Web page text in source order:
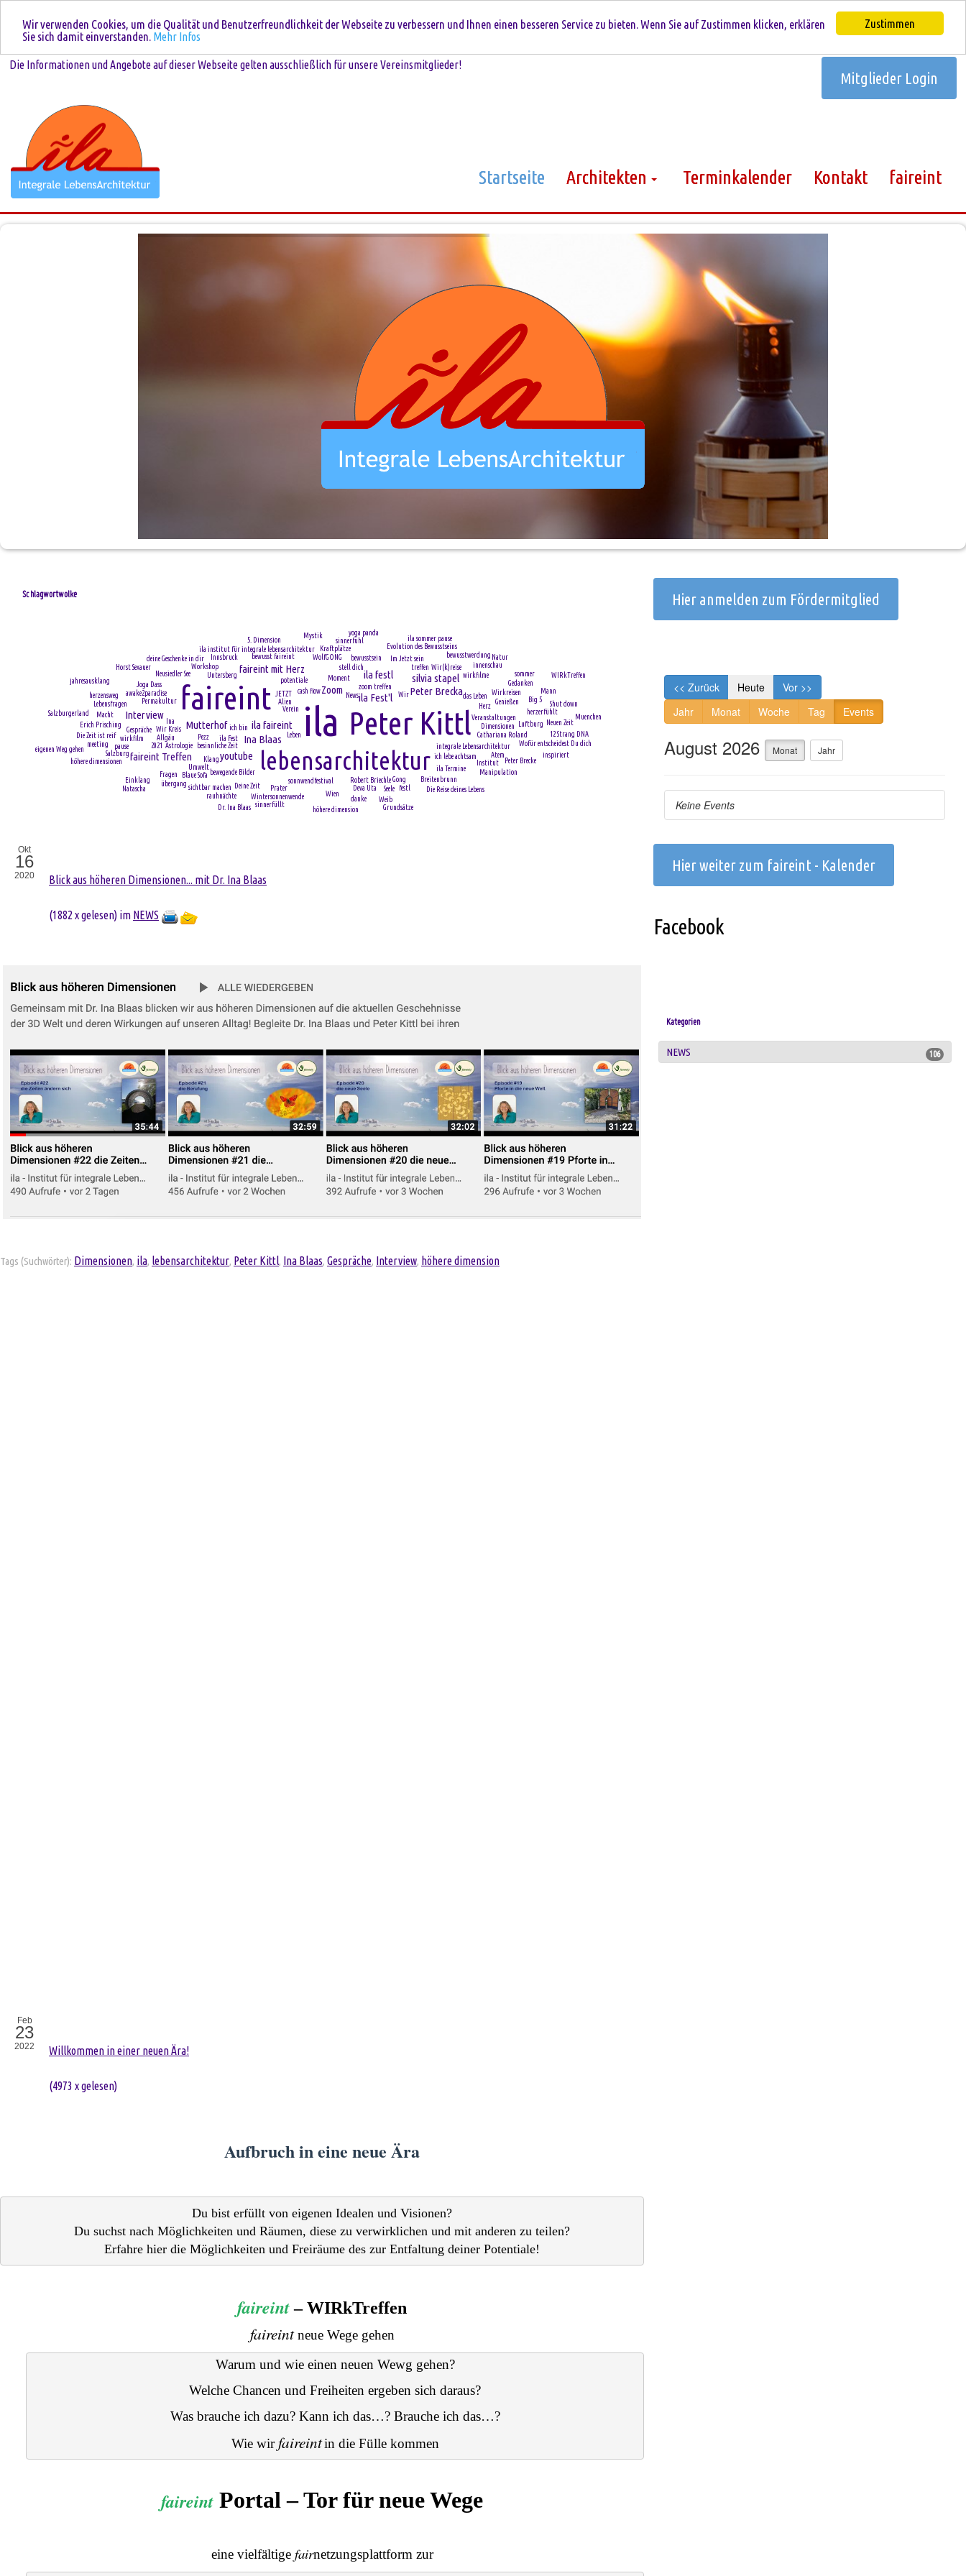
Zustimmen
Wir verwenden Cookies, um die Qualität und Benutzerfreundlichkeit der Webseite zu verbessern und Ihnen einen besseren Service zu bieten. Wenn Sie auf Zustimmen klicken, erklären
Sie sich damit einverstanden. Mehr Infos
Mitglieder Login
Die Informationen und Angebote auf dieser Webseite gelten ausschließlich für unsere Vereinsmitglieder!
Startseite Architekten Terminkalender Kontakt faireint
Schlagwortwolke
ila Peter Kittl
faireint
lebensarchitektur
ila Fest'l
Ina Blaas
ila faireint
Zoom Peter Brecka
faireint mit Herz ila festl
Mutterhof
Interview
youtube
silvia stapel
faireint Treffen
cash flow
bewegende Bilder
stell dich
ich lebe achtsam
JETZT
Veranstaltungen
Workshop
potentiale
ila Fest
Allgäu
zoom treffen
Dimensionen
Gespräche
Robert Briechle
Permakultur
Untersberg
Pezz
Verein
Leben
bewusstsein
treffen
Astrologie
ila institut für integrale lebensarchitektur
bewusst faireint
integrale Lebensarchitektur
awake2paradise
Cathariana Roland
ila Termine
sonnwendfestival
Moment
Genießen
Deine Zeit
das Leben
Im Jetzt sein
Breitenbrunn
Neusiedler See
Wir(k)reise
Atem
Klang
Gong
WolfGONG
Deva Uta
Blaue Sofa
News
sichtbar machen
Wien
Wintersonnenwende
besinnliche Zeit
deine Geschenke in dir
Wofür entscheidest Du dich
Wirkreisen
Luftburg
Prater
wirkfilme
Innsbruck
Seele
Evolution des Bewusstseins
wirkfilm
ich bin
herzerfühlt
Manipulation
Die Reise deines Lebens
Fragen
Lebensfragen
Gedanken
12 Strang DNA
Alien
Macht
Die Zeit ist reif
5. Dimension
Shut down
Joga Dass
Horst Sexauer
festl
Salzburg
Salzburgerland
Mystik
Kraftplätze
höhere dimension
innenschau
rauhnächte danke
jahresausklang
herzensweg
übergang
2021
Big 5
Grundsätze
sinnerfüllt
Umwelt
Natur
Peter Brecke
inspiriert
sinnerfühl
Einklang
Institut
Herz
Wir
bewusstwerdung
höhere dimensionen
ila sommer pause
sommer
pause
Weib
Mann
Neuen Zeit
Wir Kreis
meeting
yoga panda
Erich Prisching
Natascha
Dr. Ina Blaas
Ina
Muenchen
eigenen Weg gehen
WIRkTreffen
Blick aus höheren Dimensionen... mit Dr. Ina Blaas
(1882 x gelesen) im NEWS
Okt
16
2020
Tags (Suchwörter): Dimensionen, ila, lebensarchitektur, Peter Kittl, Ina Blaas, Gespräche, Interview, höhere dimension
Willkommen in einer neuen Ära!
(4973 x gelesen)
Feb
23
2022
Aufbruch in eine neue Ära
Du bist erfüllt von eigenen Idealen und Visionen?
Du suchst nach Möglichkeiten und Räumen, diese zu verwirklichen und mit anderen zu teilen?
Erfahre hier die Möglichkeiten und Freiräume des zur Entfaltung deiner Potentiale!
faireint– WIRkTreffen
faireintneue Wege gehen
Warum und wie einen neuen Wewg gehen?
Welche Chancen und Freiheiten ergeben sich daraus?
Was brauche ich dazu? Kann ich das…? Brauche ich das…?
Wie wir faireintin die Fülle kommen
faireint Portal – Tor für neue Wege
eine vielfältige fairnetzungsplattformzur
Hier anmelden zum Fördermitglied
Hier weiter zum faireint - Kalender
Facebook
Kategorien
106
NEWS